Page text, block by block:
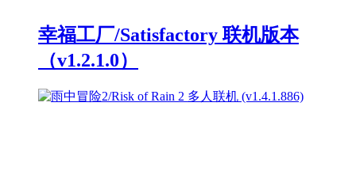
幸福工厂/Satisfactory 联机版本
（v1.2.1.0）